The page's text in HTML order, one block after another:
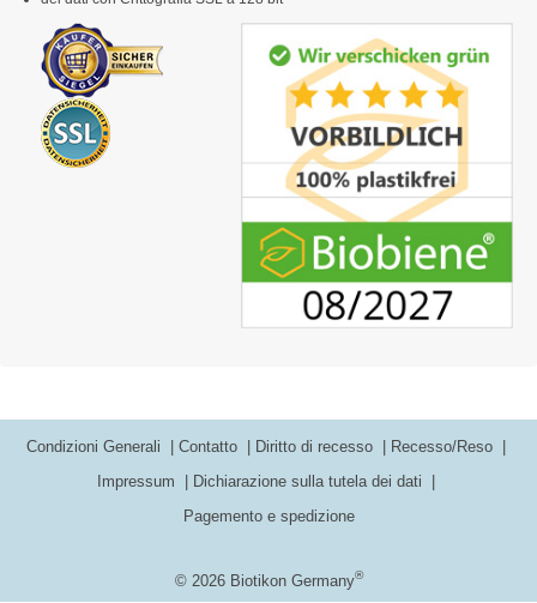
© 2026 Biotikon Germany®
Condizioni Generali Contatto Diritto di recesso
Recesso/Reso
Impressum
Dichiarazione sulla tutela dei dati
Pagemento e spedizione